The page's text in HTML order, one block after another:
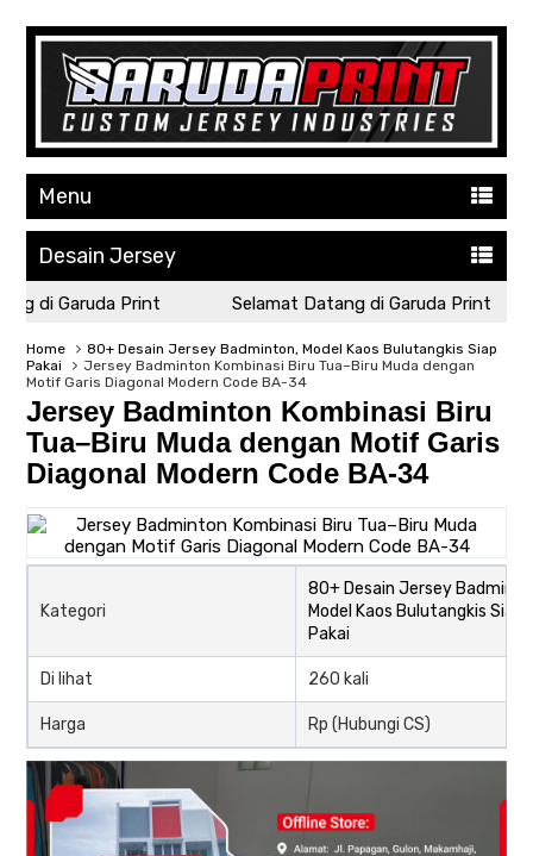
Menu
Desain Jersey
di Garuda Print Selamat Datang di Garuda Print
Home
80+ Desain Jersey Badminton, Model Kaos Bulutangkis Siap
Pakai
Jersey Badminton Kombinasi Biru Tua–Biru Muda dengan
Motif Garis Diagonal Modern Code BA-34
Jersey Badminton Kombinasi Biru
Tua–Biru Muda dengan Motif Garis
Diagonal Modern Code BA-34
Kategori
80+ Desain Jersey
Model Kaos Bulutangkis Siap
Pakai
Di lihat 260 kali
Harga Rp (Hubungi CS)